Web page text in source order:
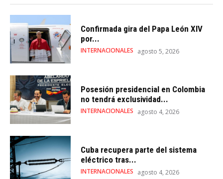
Confirmada gira del Papa León XIV
por...
INTERNACIONALES agosto 5, 2026
Posesión presidencial en Colombia
no tendrá exclusividad...
INTERNACIONALES agosto 4, 2026
Cuba recupera parte del sistema
eléctrico tras...
INTERNACIONALES agosto 4, 2026